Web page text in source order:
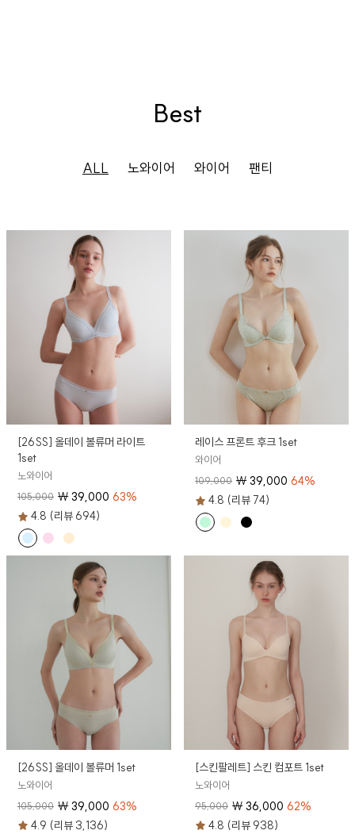
Best
ALL 노와이어 와이어 팬티
[26SS] 올데이 볼류머 라이트
1set
노와이어
105,000 ₩39,000 63%
4.8 (리뷰 694)
레이스 프론트 후크 1set
와이어
109,000 ₩39,000 64%
4.8 (리뷰 74)
[26SS] 올데이 볼류머 1set
노와이어
105,000 ₩39,000 63%
4.9 (리뷰 3,136)
[스킨팔레트] 스킨 컴포트 1set
노와이어
95,000 ₩36,000 62%
4.8 (리뷰 938)